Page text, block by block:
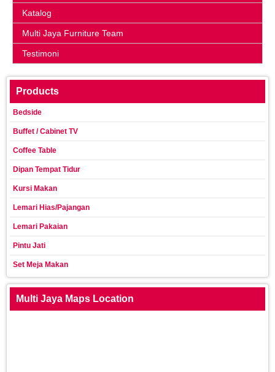
Katalog
Multi Jaya Furniture Team
Testimoni
Products
Bedside
Buffet / Cabinet TV
Coffee Table
Dipan Tempat Tidur
Kursi Makan
Lemari Hias/Pajangan
Lemari Pakaian
Pintu Jati
Set Meja Makan
Multi Jaya Maps Location